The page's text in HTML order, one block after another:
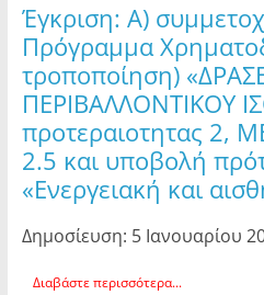
Έγκριση: Α)
Πρόγραμμα
τροποποίηση)
ΠΕΡΙΒΑΛΛΟΝΤΙΚΟΥ
προτεραιοτητας 2,
2.5 και υποβολή
«Ενεργειακή και
Δημοσίευση: 5 Ιανουαρίου
Διαβάστε περισσότερα...